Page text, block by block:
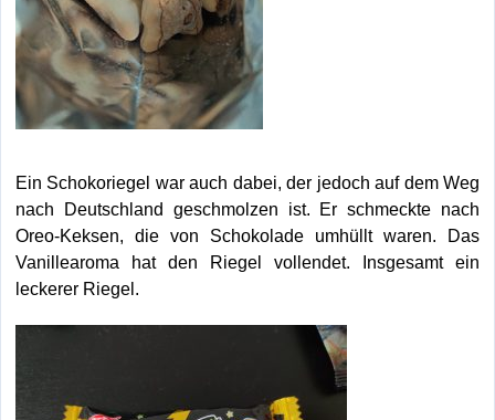
Ein Schokoriegel war auch dabei, der jedoch auf dem Weg
nach Deutschland geschmolzen ist. Er schmeckte nach
Oreo-Keksen, die von Schokolade umhüllt waren. Das
Vanillearoma hat den Riegel vollendet. Insgesamt ein
leckerer Riegel.